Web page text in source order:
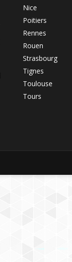
Nice
Poitiers
Rennes
Rouen
Strasbourg
Tignes
Toulouse
Tours